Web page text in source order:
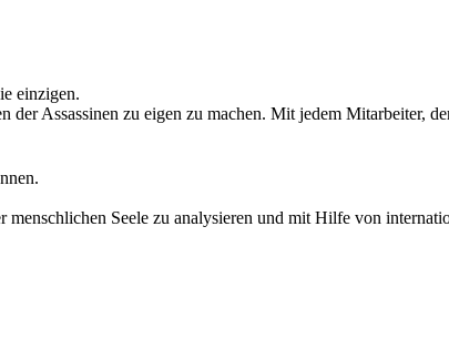
einzigen.
Assassinen zu eigen zu machen. Mit jedem Mitarbeiter,
die Assassinen unter allen Umständen versuchten zu
Seele zu analysieren und mit Hilfe von
in einem Rehabilitationszentrum behandelt. Bessert sich
sogenannter Vollstrecker unter der Aufsicht der